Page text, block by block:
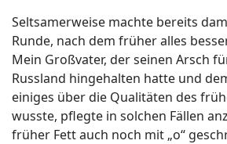
Seltsamerweise machte bereits
Runde, nach dem früher alles
Mein Großvater, der seinen Arsch
Russland hingehalten hatte und
einiges über die Qualitäten des
wusste, pflegte in solchen Fällen
früher Fett auch noch mit „o“